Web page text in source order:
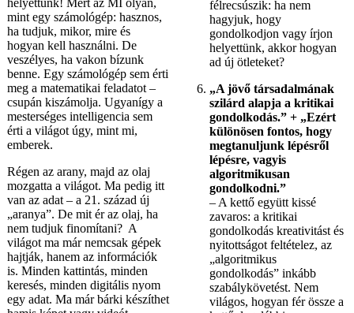
helyettünk! Mert az MI olyan,
mint egy számológép: hasznos,
ha tudjuk, mikor, mire és
hogyan kell használni. De
veszélyes, ha vakon bízunk
benne. Egy számológép sem érti
meg a matematikai feladatot –
csupán kiszámolja. Ugyanígy a
mesterséges intelligencia sem
érti a világot úgy, mint mi,
emberek.
Régen az arany, majd az olaj
mozgatta a világot. Ma pedig itt
van az adat – a 21. század új
„aranya”. De mit ér az olaj, ha
nem tudjuk finomítani? A
világot ma már nemcsak gépek
hajtják, hanem az információk
is. Minden kattintás, minden
keresés, minden digitális nyom
egy adat. Ma már bárki készíthet
félrecsúszik: ha nem
hagyjuk, hogy
gondolkodjon vagy írjon
helyettünk, akkor hogyan
ad új ötleteket?
„A jövő társadalmának
szilárd alapja a kritikai
gondolkodás.” + „Ezért
különösen fontos, hogy
megtanuljunk lépésről
lépésre, vagyis
algoritmikusan
gondolkodni.”
– A kettő együtt kissé
zavaros: a kritikai
gondolkodás kreativitást és
nyitottságot feltételez, az
„algoritmikus
gondolkodás” inkább
szabálykövetést. Nem
világos, hogyan fér össze a